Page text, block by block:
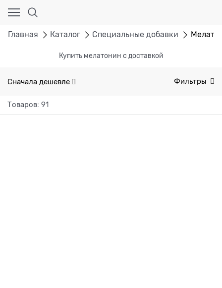
Главная Каталог Специальные добавки
Купить мелатонин с доставкой
Сначала дешевле Фильтры
Товаров: 91